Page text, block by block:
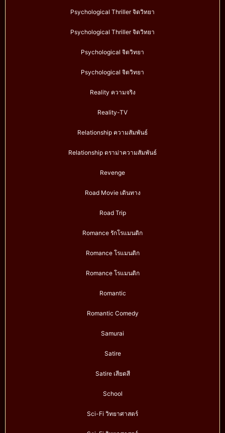
Psychological Thriller จิตวิทยา
Psychological Thriller จิตวิทยา
Psychological จิตวิทยา
Psychological จิตวิทยา
Reality ความจริง
Reality-TV
Relationship ความสัมพันธ์
Relationship ดราม่าความสัมพันธ์
Revenge
Road Movie เดินทาง
Road Trip
Romance รักโรแมนติก
Romance โรแมนติก
Romance โรแมนติก
Romantic
Romantic Comedy
Samurai
Satire
Satire เสียดสี
School
Sci-Fi วิทยาศาสตร์